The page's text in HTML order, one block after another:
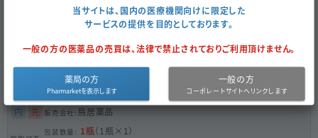
14包（1包×14）
鳥居薬品
経過措置
温度管理品
買取対象外
内 先
シダトレンスギ花粉舌下液２００ＪＡＵ／ｍＬボトル 543.8
1瓶（1瓶×1）
鳥居薬品
当サイトは、国内の医療機関向けに限定した
サービスの提供を目的としております。
一般の方の医薬品の売買は、法律で禁止されておりご利用頂けません。
薬局の方 一般の方